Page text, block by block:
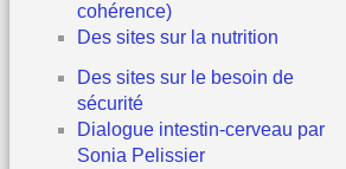
cohérence)
Des sites sur la nutrition
Des sites sur le besoin de
sécurité
Dialogue intestin-cerveau par
Sonia Pelissier